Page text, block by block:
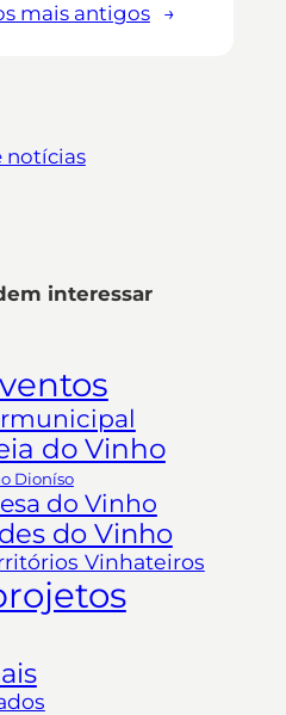
mais antigos
→
notícias
interessar
do Vinho
Dioníso
do Vinho
do Vinho
Vinhateiros